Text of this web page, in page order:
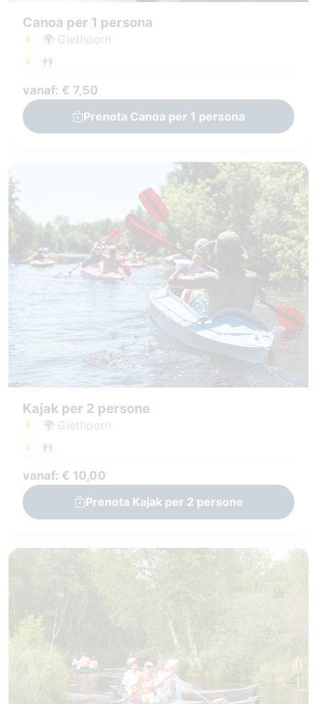
Canoa per 1 persona
🌍 Giethoorn
👬
vanaf: € 7,50
Prenota Canoa per 1 persona
Kajak per 2 persone
🌍 Giethoorn
👬
vanaf: € 10,00
Prenota Kajak per 2 persone